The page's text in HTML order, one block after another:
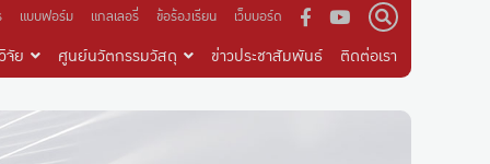
แบบฟอร์ม แกลเลอรี่ ข้อร้องเรียน เว็บบอร์ด
จัย ศูนย์นวัตกรรมวัสดุ ข่าวประชาสัมพันธ์ ติดต่อเรา